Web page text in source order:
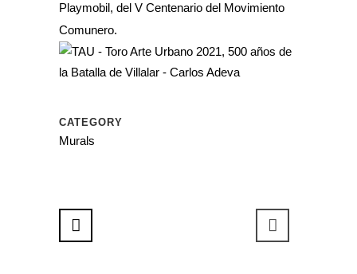
Playmobil, del V Centenario del Movimiento
Comunero.
CATEGORY
Murals